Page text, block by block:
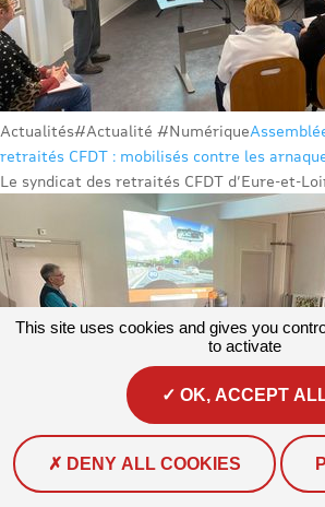
Actualités#Actualité #Numérique
retraités CFDT : mobilisés contre les
Le syndicat des retraités CFDT d’Eure-et-
This site uses cookies and gives you
to activate
OK, ACCEPT
DENY ALL COOKIES